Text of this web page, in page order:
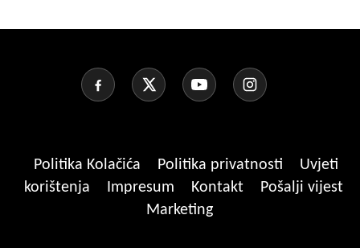
Politika Kolačića Politika privatnosti
Uvjeti
korištenja
Impresum Kontakt
Pošalji vijest
Marketing